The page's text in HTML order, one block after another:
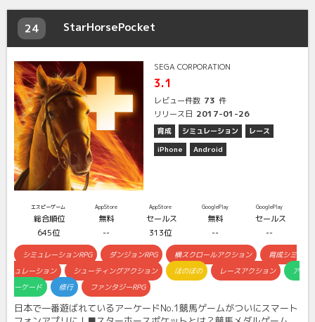
24 StarHorsePocket
SEGA CORPORATION
3.1
レビュー件数 73 件
リリース日 2017-01-26
育成 シミュレーション
レース
iPhone
Android
エスピーゲーム
総合順位
645位
AppStore
無料
--
AppStore
セールス
313位
GooglePlay
無料
--
GooglePlay
セールス
--
シミュレーションRPG ダンジョンRPG 横スクロールアクション
育成シミ
ュレーション
シューティングアクション ほのぼの レースアクション
ア
ーケード
修行 ファンタジーRPG
日本で一番遊ばれているアーケードNo.1競馬ゲームがついにスマート